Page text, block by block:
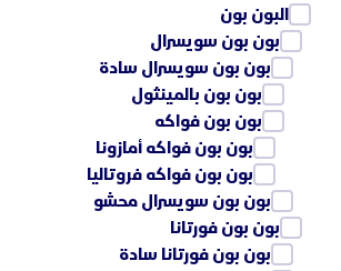
البون بون
بون بون سويسرال
بون بون سويسرال سادة
بون بون بالمينثول
بون بون فواكه
بون بون فواكه أمازونا
بون بون فواكه فروتاليا
بون بون سويسرال محشو
بون بون فورتانا
بون بون فورتانا سادة